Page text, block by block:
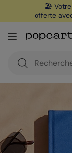
🏖️ Votre
offerte